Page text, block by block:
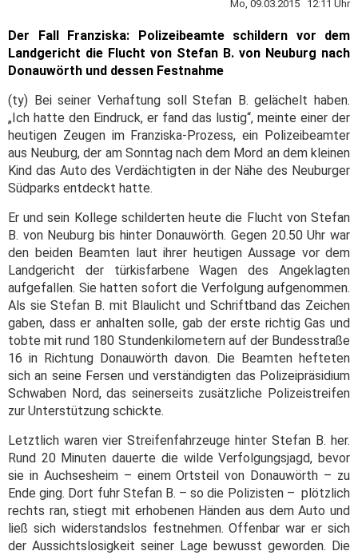
Mo, 09.03.2015 12:11 Uhr
Der Fall Franziska: Polizeibeamte schildern vor dem
Landgericht die Flucht von Stefan B. von Neuburg nach
Donauwörth und dessen Festnahme
(ty) Bei seiner Verhaftung soll Stefan B. gelächelt haben.
„Ich hatte den Eindruck, er fand das lustig“, meinte einer der
heutigen Zeugen im Franziska-Prozess, ein Polizeibeamter
aus Neuburg, der am Sonntag nach dem Mord an dem kleinen
Kind das Auto des Verdächtigten in der Nähe des Neuburger
Südparks entdeckt hatte.
Er und sein Kollege schilderten heute die Flucht von Stefan
B. von Neuburg bis hinter Donauwörth. Gegen 20.50 Uhr war
den beiden Beamten laut ihrer heutigen Aussage vor dem
Landgericht der türkisfarbene Wagen des Angeklagten
aufgefallen. Sie hatten sofort die Verfolgung aufgenommen.
Als sie Stefan B. mit Blaulicht und Schriftband das Zeichen
gaben, dass er anhalten solle, gab der erste richtig Gas und
tobte mit rund 180 Stundenkilometern auf der Bundesstraße
16 in Richtung Donauwörth davon. Die Beamten hefteten
sich an seine Fersen und verständigten das Polizeipräsidium
Schwaben Nord, das seinerseits zusätzliche Polizeistreifen
zur Unterstützung schickte.
Letztlich waren vier Streifenfahrzeuge hinter Stefan B. her.
Rund 20 Minuten dauerte die wilde Verfolgungsjagd, bevor
sie in Auchsesheim – einem Ortsteil von Donauwörth – zu
Ende ging. Dort fuhr Stefan B. – so die Polizisten – plötzlich
rechts ran, stiegt mit erhobenen Händen aus dem Auto und
ließ sich widerstandslos festnehmen. Offenbar war er sich
der Aussichtslosigkeit seiner Lage bewusst geworden. Die